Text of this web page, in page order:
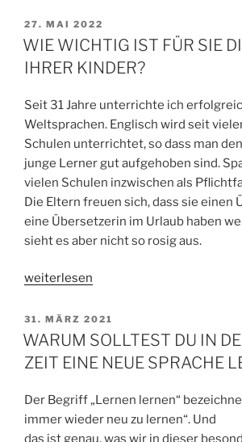
VERÖFFENTLICHT
AM
27. MAI 2022
WIE WICHTIG IST FÜR SIE
IHRER KINDER?
Seit 31 Jahre unterrichte ich
Weltsprachen. Englisch wird seit
Schulen unterrichtet, so dass man
junge Lerner gut aufgehoben sind.
vielen Schulen inzwischen als
Die Eltern freuen sich, dass sie einen
eine Übersetzerin im Urlaub haben
sieht es aber nicht so rosig aus.
„WIE
IST
FÜR
SIE
BILDUNG
IHRER
KINDER?“
weiterlesen
VERÖFFENTLICHT
AM
31. MÄRZ 2021
WARUM SOLLTEST DU IN
ZEIT EINE NEUE SPRACHE
Der Begriff „Lernen lernen“
immer wieder neu zu lernen“. Und
das ist genau, was wir in dieser